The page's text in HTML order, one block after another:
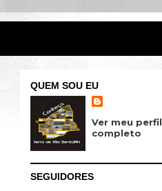
QUEM SOU EU
Ver meu perfil
completo
SEGUIDORES